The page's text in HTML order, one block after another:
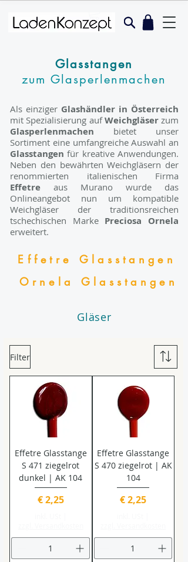
Glasstangen
zum Glasperlenmachen
Als einziger Glashändler in Österreich
mit Spezialisierung aufWeichgläser zum
Glasperlenmachen bietet unser
Sortiment eine umfangreiche Auswahl an
Glasstangenfür kreative Anwendungen.
Neben den bewährten Weichgläsern der
renommierten italienischen Firma
Effetre aus Murano wurde das
Onlineangebot nun um kompatible
Weichgläser der traditionsreichen
tschechischen Marke Preciosa Ornela
erweitert.
Effetre Glasstangen
Ornela Glasstangen
Gläser
Filter
Effetre Glasstange
S 471 ziegelrot
dunkel | AK 104
Preis
€ 2,25
Effetre Glasstange
S 470 ziegelrot | AK
104
Preis
€ 2,25